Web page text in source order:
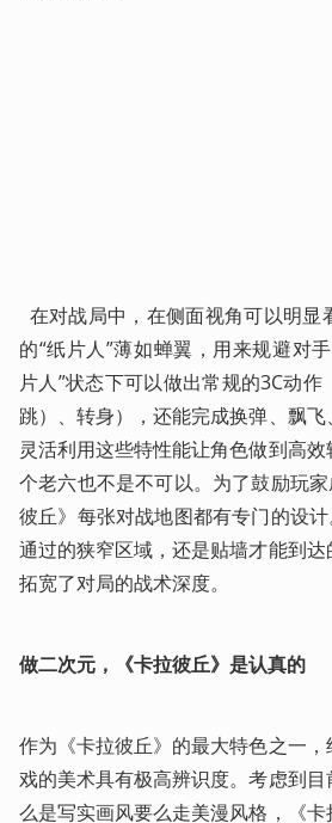
的“纸片人”薄如蝉翼，用来规避对
片人”状态下可以做出常规的3C动
跳）、转身），还能完成换弹、飘飞
灵活利用这些特性能让角色做到高
个老六也不是不可以。为了鼓励玩
彼丘》每张对战地图都有专门的设
通过的狭窄区域，还是贴墙才能到
拓宽了对局的战术深度。
做二次元，《卡拉彼丘》是认真的
作为《卡拉彼丘》的最大特色之一
戏的美术具有极高辨识度。考虑到
么是写实画风要么走美漫风格，《